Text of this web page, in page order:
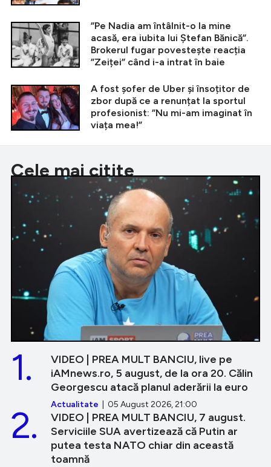
”Pe Nadia am întâlnit-o la mine
acasă, era iubita lui Ștefan Bănică”.
Brokerul fugar povestește reacția
”Zeiței” când i-a intrat în baie
A fost șofer de Uber și însoțitor de
zbor după ce a renunțat la sportul
profesionist: ”Nu mi-am imaginat în
viața mea!”
Cele mai citite
VIDEO | PREA MULT BANCIU, live pe
iAMnews.ro, 5 august, de la ora 20. Călin
Georgescu atacă planul aderării la euro
Actualitate | 05 August 2026, 21:00
1.
VIDEO | PREA MULT BANCIU, 7 august.
Serviciile SUA avertizează că Putin ar
putea testa NATO chiar din această
toamnă
2.